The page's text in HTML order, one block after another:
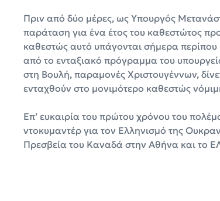
Πριν από δύο μέρες, ως Υπουργός
παράταση για ένα έτος του καθεστώτος
καθεστώς αυτό υπάγονται σήμερα περίπου
από το ενταξιακό πρόγραμμα του
στη Βουλή, παραμονές Χριστουγέννων,
ενταχθούν στο μονιμότερο καθεστώς
Επ’ ευκαιρία του πρώτου χρόνου του
ντοκυμαντέρ για τον Ελληνισμό της
Πρεσβεία του Καναδά στην Αθήνα και το